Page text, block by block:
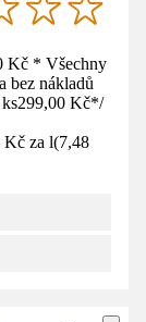
Kč * Všechny
bez nákladů
299,00 Kč*/
Kč za l(7,48